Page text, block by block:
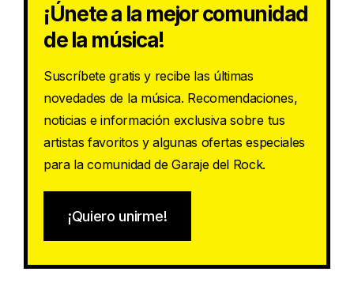
¡Únete a la mejor comunidad
de la música!
Suscríbete gratis y recibe las últimas
novedades de la música. Recomendaciones,
noticias e información exclusiva sobre tus
artistas favoritos y algunas ofertas especiales
para la comunidad de Garaje del Rock.
¡Quiero unirme!